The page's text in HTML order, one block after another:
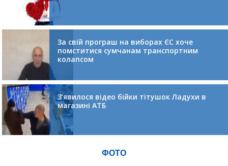
За свій програш на виборах ЄС хоче
помститися сумчанам транспортним
колапсом
З’явилося відео бійки тітушок Ладухи в
магазині АТБ
ФОТО